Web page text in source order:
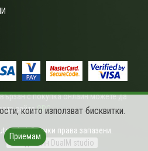
с покупка онлайн можете да
сайтаОРС.
Ltd. Всички права запазени.
Уеб дизайн DualM studio
които използват бисквитки.
Приемам